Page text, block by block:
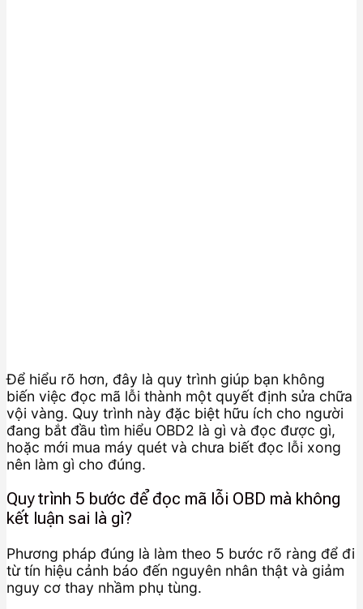
Để hiểu rõ hơn, đây là quy trình giúp bạn không
biến việc đọc mã lỗi thành một quyết định sửa chữa
vội vàng. Quy trình này đặc biệt hữu ích cho người
đang bắt đầu tìm hiểu OBD2 là gì và đọc được gì,
hoặc mới mua máy quét và chưa biết đọc lỗi xong
nên làm gì cho đúng.
Quy trình 5 bước để đọc mã lỗi OBD mà không
kết luận sai là gì?
Phương pháp đúng là làm theo 5 bước rõ ràng để đi
từ tín hiệu cảnh báo đến nguyên nhân thật và giảm
nguy cơ thay nhầm phụ tùng.